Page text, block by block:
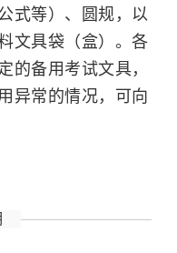
式等）、圆规，以
文具袋（盒）。各
的备用考试文具，
异常的情况，可向